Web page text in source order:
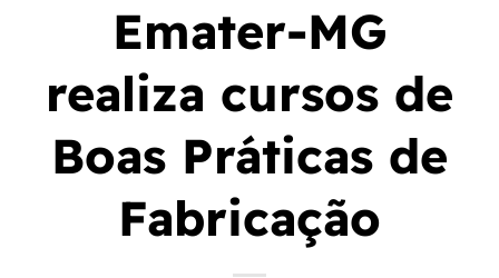
Emater-MG
realiza cursos de
Boas Práticas de
Fabricação